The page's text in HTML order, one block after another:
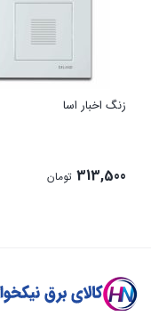
زنگ اخبار اسا
313,500 تومان